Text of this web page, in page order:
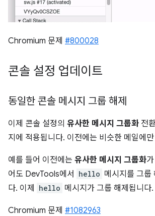
Chromium 문제 #800028
콘솔 설정 업데이트
동일한 콘솔 메시지 그룹 해제
이제 콘솔 설정의 유사한 메시지 그룹화 전
지에 적용됩니다. 이전에는 비슷한 메일에
예를 들어 이전에는 유사한 메시지 그룹화
어도 DevTools에서
hello 메시지를 그룹
다. 이제
hello 메시지가 그룹 해제됩니다.
Chromium 문제 #1082963